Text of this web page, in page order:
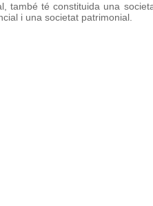
també té constituida una
i una societat patrimonial.